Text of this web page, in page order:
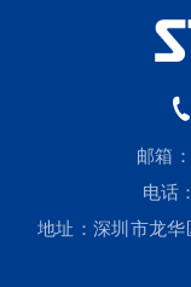
邮箱：
电话
地址：深圳市龙华